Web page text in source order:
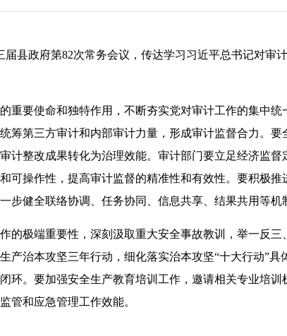
政府第82次常务会议，传达学习习近平总书记对审
要使命和独特作用，不断夯实党对审计工作的集中统
筹第三方审计和内部审计力量，形成审计监督合力。
计整改成果转化为治理效能。审计部门要立足经济监
可操作性，提高审计监督的精准性和有效性。要积极
步健全联络协调、任务协同、信息共享、结果共用等机
极端重要性，深刻汲取重大安全事故教训，举一反三
产治本攻坚三年行动，细化落实治本攻坚“十大行动”
环。要加强安全生产教育培训工作，邀请相关专业培
管和应急管理工作效能。